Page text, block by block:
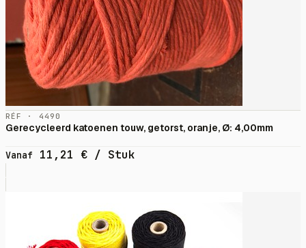
RÉF · 4490
Gerecycleerd katoenen touw, getorst, oranje, Ø: 4,00mm
Vanaf 11,21 € / Stuk